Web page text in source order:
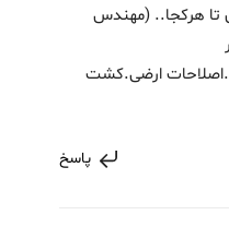
تا هرکجا.. (مهندس
ارضی.کشت
پاسخ